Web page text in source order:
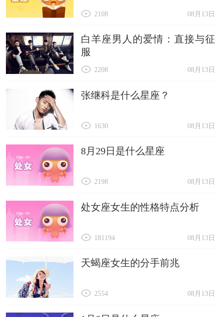
08月13日
2108
白羊座男人的爱情：直接与征
服
08月13日
2208
张继科是什么星座？
08月13日
1630
8月29日是什么星座
08月13日
2198
处女座女生的性格特点分析
08月13日
181194
天蝎座女生的分手前兆
08月13日
2554